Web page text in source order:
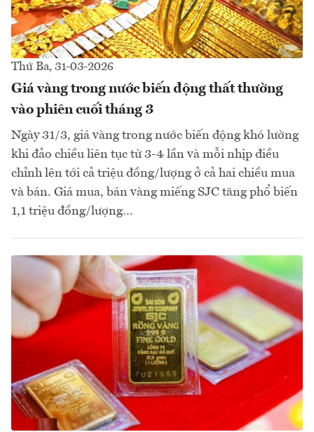
Thứ Ba, 31-03-2026
Giá vàng trong nước biến động thất thường
vào phiên cuối tháng 3
Ngày 31/3, giá vàng trong nước biến động khó lường
khi đảo chiều liên tục từ 3-4 lần và mỗi nhịp điều
chỉnh lên tới cả triệu đồng/lượng ở cả hai chiều mua
và bán. Giá mua, bán vàng miếng SJC tăng phổ biến
1,1 triệu đồng/lượng…